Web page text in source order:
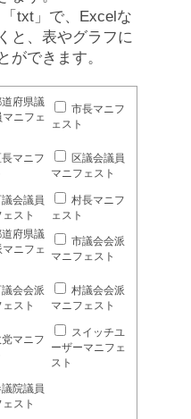
txt」で、Excelな
と、表やグラフに
ができます。
府県議
ニフェ
市長マニフ
ェスト
長マニフ
区議会議員
マニフェスト
会議員
スト
村長マニフ
ェスト
府県議
ニフェ
市議会会派
マニフェスト
会会派
スト
村議会会派
マニフェスト
マニフ
スイッチユ
ーザーマニフェ
スト
院議員
スト